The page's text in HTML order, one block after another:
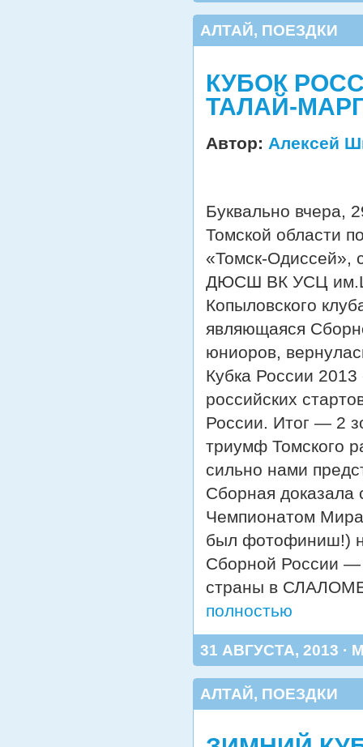
АЛТАЙ, ПОЕЗДКИ
КУБОК
ТАЛАЙ-
Автор: Алексей
Буквально вчера,
Томской области
«Томск-Одиссей»,
ДЮСШ ВК УСЦ
Копыловского
являющаяся
юниоров,
Кубка России
российских
России. Итог — 2
триумф Томского
сильно нами
Сборная доказала
Чемпионатом
был фотофиниш!)
Сборной России —
страны в
полностью
31 АВГУСТА, 2013 ·
АЛТАЙ, ПОЕЗДКИ